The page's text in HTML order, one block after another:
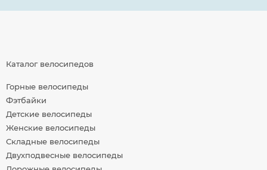
Каталог велосипедов
Горные велосипеды
Фэтбайки
Детские велосипеды
Женские велосипеды
Складные велосипеды
Двухподвесные велосипеды